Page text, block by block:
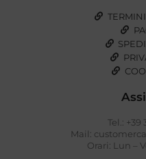
Tel.: +39
Mail:
Orari: Lun –